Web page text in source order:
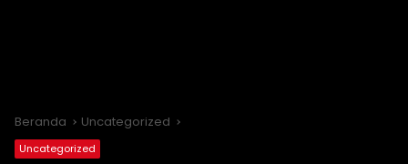
Beranda Uncategorized
Uncategorized